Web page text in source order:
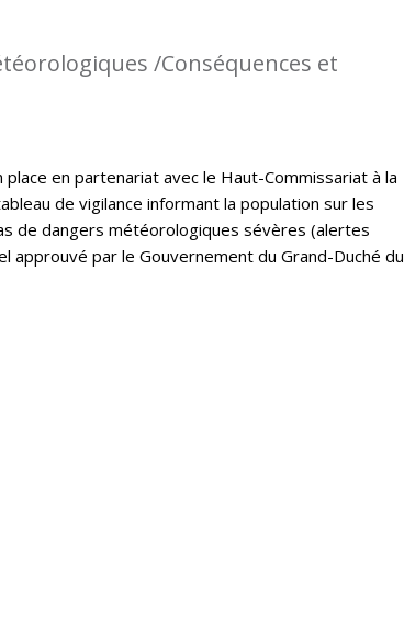
/Conséquences et
place en partenariat avec le Haut-Commissariat à la
de vigilance informant la population sur les
de dangers météorologiques sévères (alertes
approuvé par le Gouvernement du Grand-Duché du